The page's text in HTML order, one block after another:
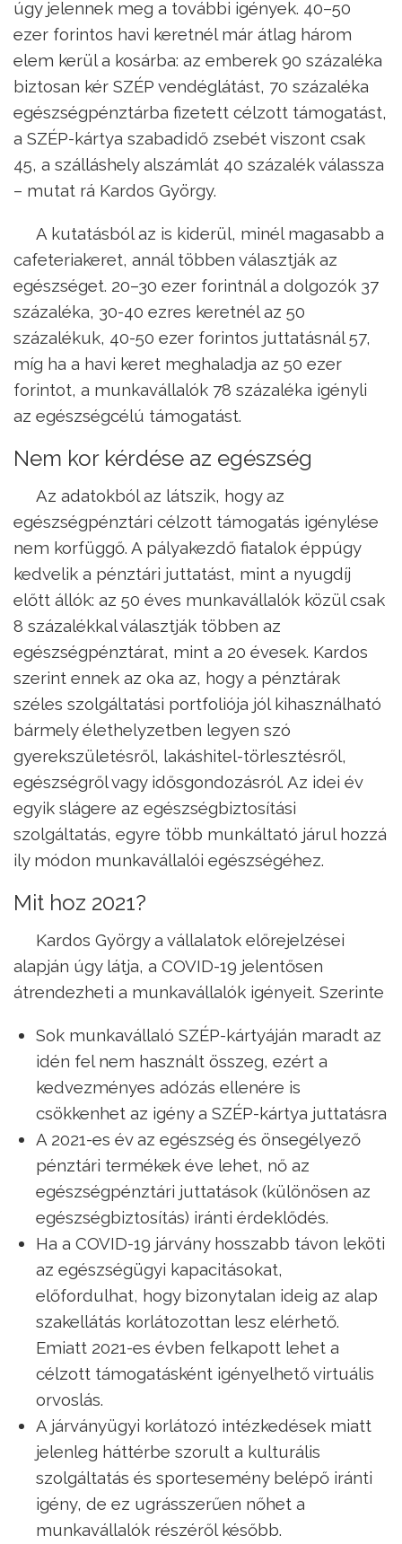
úgy jelennek meg a további igények. 40–50
ezer forintos havi keretnél már átlag három
elem kerül a kosárba: az emberek 90 százaléka
biztosan kér SZÉP vendéglátást, 70 százaléka
egészségpénztárba fizetett célzott támogatást,
a SZÉP-kártya szabadidő zsebét viszont csak
45, a szálláshely alszámlát 40 százalék válassza
– mutat rá Kardos György.
A kutatásból az is kiderül, minél magasabb a
cafeteriakeret, annál többen választják az
egészséget. 20–30 ezer forintnál a dolgozók 37
százaléka, 30-40 ezres keretnél az 50
százalékuk, 40-50 ezer forintos juttatásnál 57,
míg ha a havi keret meghaladja az 50 ezer
forintot, a munkavállalók 78 százaléka igényli
az egészségcélú támogatást.
Nem kor kérdése az egészség
Az adatokból az látszik, hogy az
egészségpénztári célzott támogatás igénylése
nem korfüggő. A pályakezdő fiatalok éppúgy
kedvelik a pénztári juttatást, mint a nyugdíj
előtt állók: az 50 éves munkavállalók közül csak
8 százalékkal választják többen az
egészségpénztárat, mint a 20 évesek. Kardos
szerint ennek az oka az, hogy a pénztárak
széles szolgáltatási portfoliója jól kihasználható
bármely élethelyzetben legyen szó
gyerekszületésről, lakáshitel-törlesztésről,
egészségről vagy idősgondozásról. Az idei év
egyik slágere az egészségbiztosítási
szolgáltatás, egyre több munkáltató járul hozzá
ily módon munkavállalói egészségéhez.
Mit hoz 2021?
Kardos György a vállalatok előrejelzései
alapján úgy látja, a COVID-19 jelentősen
átrendezheti a munkavállalók igényeit. Szerinte
Sok munkavállaló SZÉP-kártyáján maradt az
idén fel nem használt összeg, ezért a
kedvezményes adózás ellenére is
csökkenhet az igény a SZÉP-kártya juttatásra
A 2021-es év az egészség és önsegélyező
pénztári termékek éve lehet, nő az
egészségpénztári juttatások (különösen az
egészségbiztosítás) iránti érdeklődés.
Ha a COVID-19 járvány hosszabb távon leköti
az egészségügyi kapacitásokat,
előfordulhat, hogy bizonytalan ideig az alap
szakellátás korlátozottan lesz elérhető.
Emiatt 2021-es évben felkapott lehet a
célzott támogatásként igényelhető virtuális
orvoslás.
A járványügyi korlátozó intézkedések miatt
jelenleg háttérbe szorult a kulturális
szolgáltatás és sportesemény belépő iránti
igény, de ez ugrásszerűen nőhet a
munkavállalók részéről később.